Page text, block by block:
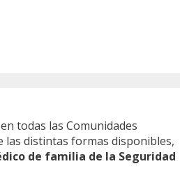
en todas las Comunidades
las distintas formas disponibles,
de familia de la Seguridad